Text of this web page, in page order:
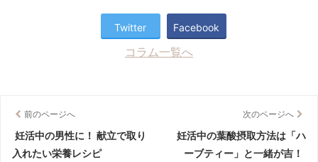
Twitter Facebook
コラム一覧へ
前のページへ
妊活中の男性に！ 献立で取り
入れたい栄養レシピ
次のページへ
妊活中の葉酸摂取方法は「ハ
ーブティー」と一緒が吉！